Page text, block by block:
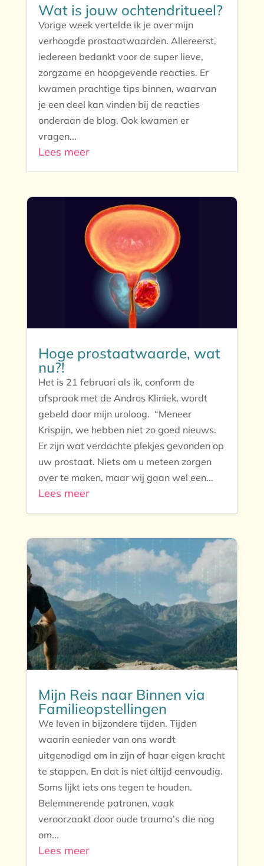
Wat is jouw ochtendritueel?
Vorige week vertelde ik je over mijn
verhoogde prostaatwaarden. Allereerst,
iedereen bedankt voor de super lieve,
zorgzame en hoopgevende reacties. Er
kwamen prachtige tips binnen, waarvan
je een deel kan vinden bij de reacties
onderaan de blog. Ook kwamen er
vragen...
Lees meer
Hoge prostaatwaarde, wat
nu?!
Het is 21 februari als ik, conform de
afspraak met de Andros Kliniek, wordt
gebeld door mijn uroloog. “Meneer
Krispijn, we hebben niet zo goed nieuws.
Er zijn wat verdachte plekjes gevonden op
uw prostaat. Niets om u meteen zorgen
over te maken, maar wij gaan wel een...
Lees meer
Mijn Reis naar Binnen via
Familieopstellingen
We leven in bijzondere tijden. Tijden
waarin eenieder van ons wordt
uitgenodigd om in zijn of haar eigen kracht
te stappen. En dat is niet altijd eenvoudig.
Soms lijkt iets ons tegen te houden.
Belemmerende patronen, vaak
veroorzaakt door oude trauma’s die nog
om...
Lees meer